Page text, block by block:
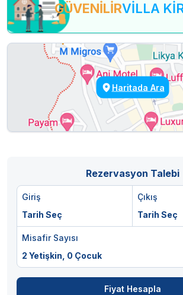
GÜVENİLİRVİLLA
Haritada Ara
Rezervasyon Talebi
Giriş
Tarih Seç
Çıkış
Tarih Seç
Misafir Sayısı
2 Yetişkin, 0 Çocuk
Fiyat Hesapla